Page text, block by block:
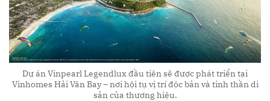
Dự án Vinpearl Legendlux đầu tiên sẽ được phát triển tại
Vinhomes Hải Vân Bay – nơi hội tụ vị trí độc bản và tinh thần di
sản của thương hiệu.